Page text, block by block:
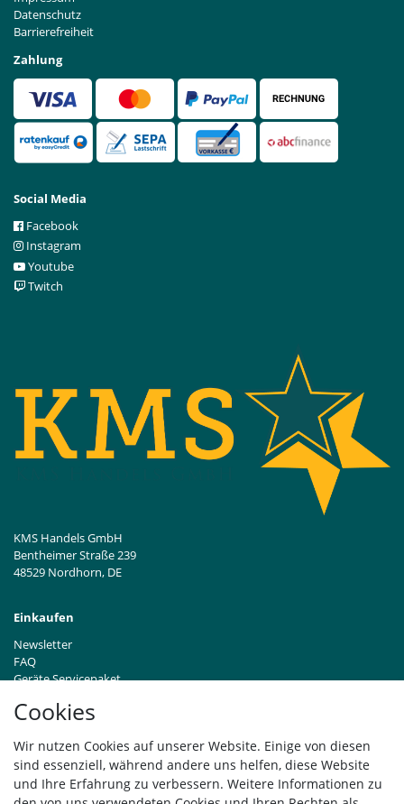
Cookies
Wir nutzen Cookies auf unserer Website. Einige von diesen
sind essenziell, während andere uns helfen, diese Website
und Ihre Erfahrung zu verbessern. Weitere Informationen zu
Datenschutz
Barrierefreiheit
Zahlung
Social Media
Facebook
Instagram
Youtube
Twitch
KMS Handels GmbH
Bentheimer Straße 239
48529 Nordhorn, DE
Einkaufen
Newsletter
FAQ
Geräte Servicepaket
Händleranfragen B2B
Widerrufsrecht
Vertrag widerrufen